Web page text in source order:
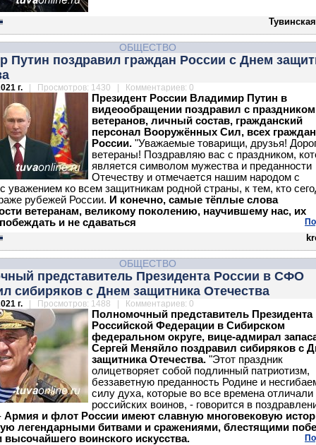
ОБЩЕСТВО
Путин поздравил граждан России с Днем
г. | Просмотров: 1430 | Комментариев: 0
Президент России Владимир Путин в
видеообращении поздравил с праздником
ветеранов, личный состав, гражданский
персонал Вооружённых Сил, всех граждан
России. "Уважаемые товарищи, друзья!
ветераны! Поздравляю вас с праздником,
является символом мужества и преданности
Отечеству и отмечается нашим народом с
уважением ко всем защитникам родной страны, к тем, кто
рубежей России. И конечно, самые тёплые слова
ветеранам, великому поколению, научившему нас, их
и не сдаваться
ОБЩЕСТВО
представитель Президента России в СФО
сибиряков с Днем защитника Отечества
г. | Просмотров: 1488 | Комментариев: 0
Полномочный представитель Президента
Российской Федерации в Сибирском
федеральном округе, вице-адмирал
Сергей Меняйло поздравил сибиряков с
защитника Отечества. "Этот праздник
олицетворяет собой подлинный патриотизм,
беззаветную преданность Родине и
силу духа, которые во все времена отличали
российских воинов, - говорится в
Армия и флот России имеют славную многовековую
легендарными битвами и сражениями, блестящими
воинского искусства.